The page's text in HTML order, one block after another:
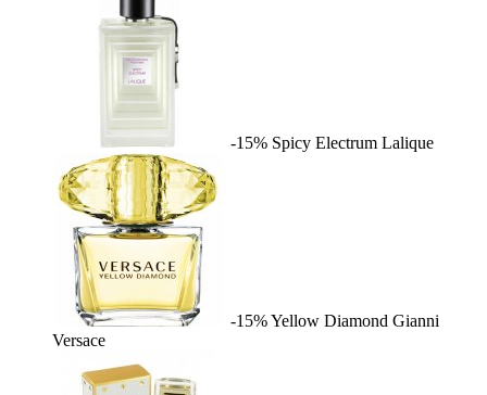
-15% Spicy Electrum Lalique
-15%Yellow Diamond Gianni
Versace